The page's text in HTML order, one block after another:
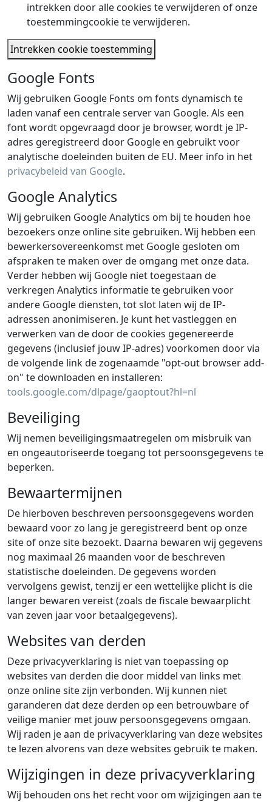
intrekken door alle cookies te verwijderen of onze
toestemmingcookie te verwijderen.
Intrekken cookie toestemming
Google Fonts
Wij gebruiken Google Fonts om fonts dynamisch te
laden vanaf een centrale server van Google. Als een
font wordt opgevraagd door je browser, wordt je IP-
adres geregistreerd door Google en gebruikt voor
analytische doeleinden buiten de EU. Meer info in het
privacybeleid van Google.
Google Analytics
Wij gebruiken Google Analytics om bij te houden hoe
bezoekers onze online site gebruiken. Wij hebben een
bewerkersovereenkomst met Google gesloten om
afspraken te maken over de omgang met onze data.
Verder hebben wij Google niet toegestaan de
verkregen Analytics informatie te gebruiken voor
andere Google diensten, tot slot laten wij de IP-
adressen anonimiseren. Je kunt het vastleggen en
verwerken van de door de cookies gegenereerde
gegevens (inclusief jouw IP-adres) voorkomen door via
de volgende link de zogenaamde "opt-out browser add-
on" te downloaden en installeren:
tools.google.com/dlpage/gaoptout?hl=nl
Beveiliging
Wij nemen beveiligingsmaatregelen om misbruik van
en ongeautoriseerde toegang tot persoonsgegevens te
beperken.
Bewaartermijnen
De hierboven beschreven persoonsgegevens worden
bewaard voor zo lang je geregistreerd bent op onze
site of onze site bezoekt. Daarna bewaren wij gegevens
nog maximaal 26 maanden voor de beschreven
statistische doeleinden. De gegevens worden
vervolgens gewist, tenzij er een wettelijke plicht is die
langer bewaren vereist (zoals de fiscale bewaarplicht
van zeven jaar voor betaalgegevens).
Websites van derden
Deze privacyverklaring is niet van toepassing op
websites van derden die door middel van links met
onze online site zijn verbonden. Wij kunnen niet
garanderen dat deze derden op een betrouwbare of
veilige manier met jouw persoonsgegevens omgaan.
Wij raden je aan de privacyverklaring van deze websites
te lezen alvorens van deze websites gebruik te maken.
Wijzigingen in deze privacyverklaring
Wij behouden ons het recht voor om wijzigingen aan te